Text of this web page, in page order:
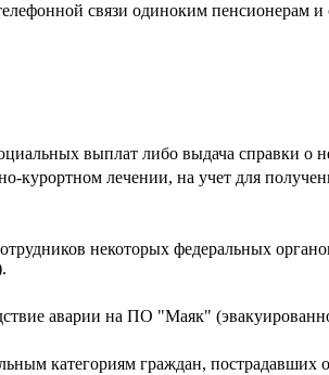
связи одиноким пенсионерам
выплат либо выдача справки
лечении, на учет для
некоторых федеральных
аварии на ПО "Маяк"
категориям граждан, пострадавших